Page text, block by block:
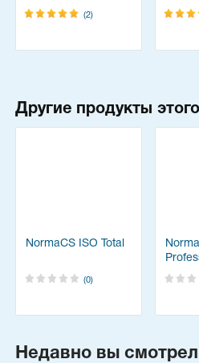
FineReader)
(2)
Другие продукты
NormaCS ISO Total
(0)
Недавно вы